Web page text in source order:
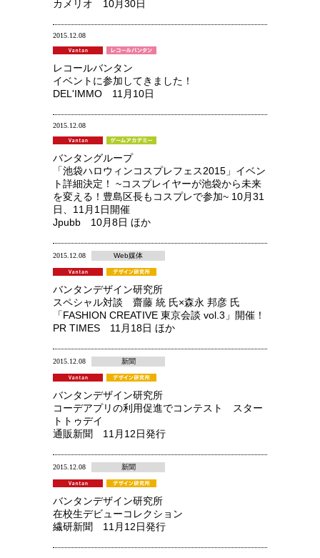
カメリオ 10月30日
2015.12.08
レコールバンタン
イベントに参加してきました！
DEL'IMMO 11月10日
2015.12.08
バンタングループ
「池袋ハロウィンコスプレフェス2015」イベン
ト詳細決定！ ~コスプレイヤーが池袋から未来
を変える！豊島区長もコスプレで参加~ 10月31
日、11月1日開催
Jpubb 10月8日 ほか
2015.12.08 Web媒体
バンタンデザイン研究所
スペシャル対談 齋藤 統 氏×森永 邦彦 氏
「FASHION CREATIVE 東京会談 vol.3」開催！
PR TIMES 11月18日 ほか
2015.12.08 新聞
バンタンデザイン研究所
コーデアプリの利用促進でコンテスト スター
トトゥデイ
通販新聞 11月12日発行
2015.12.08 新聞
バンタンデザイン研究所
在校生デビューコレクション
繊研新聞 11月12日発行